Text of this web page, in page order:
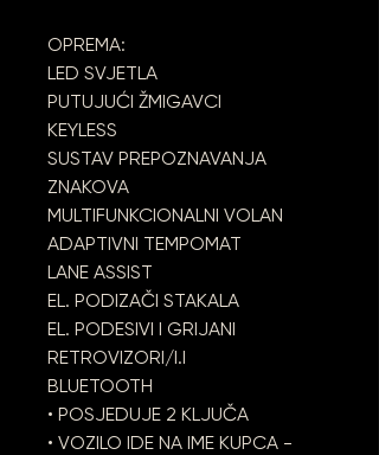
OPREMA:
LED SVJETLA
PUTUJUĆI ŽMIGAVCI
KEYLESS
SUSTAV PREPOZNAVANJA
ZNAKOVA
MULTIFUNKCIONALNI VOLAN
ADAPTIVNI TEMPOMAT
LANE ASSIST
EL. PODIZAČI STAKALA
EL. PODESIVI I GRIJANI
RETROVIZORI/I.I
BLUETOOTH
• POSJEDUJE 2 KLJUČA
• VOZILO IDE NA IME KUPCA -